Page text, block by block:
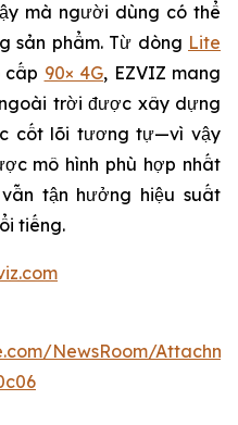
mà người dùng có thể
sản phẩm. Từ dòng Lite
cấp 90× 4G, EZVIZ mang
trời được xây dựng
cốt lõi tương tự—vì vậy
mô hình phù hợp nhất
tận hưởng hiệu suất
tiếng.
NewsRoom/